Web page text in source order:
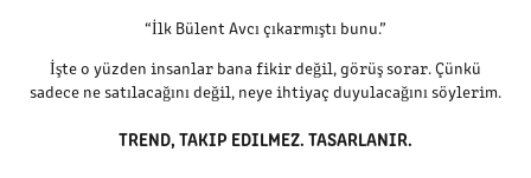
“İlk Bülent Avcı çıkarmıştı bunu.”
İşte o yüzden insanlar bana fikir değil, görüş sorar. Çünkü
sadece ne satılacağını değil, neye ihtiyaç duyulacağını söylerim.
TREND, TAKIP EDILMEZ. TASARLANIR.